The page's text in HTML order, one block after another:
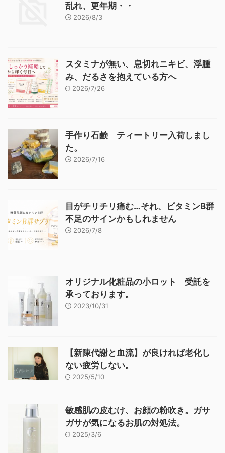
乱れ、更年期・・
2026/8/3
スタミナが無い、息切れニキビ、浮腫
み、だるさを抱えている方へ
2026/7/26
手作り石鹸 ティートリー入荷しまし
た。
2026/7/16
目がチリチリ痛む…それ、ビタミンB群
不足のサインかもしれません
2026/7/8
オリジナル化粧品の小ロット 受託を
承っております。
2023/10/31
【新陳代謝と血流】が良ければ老化し
ない疲労しない。
2025/5/10
敏感肌の皮むけ、お顔の粉吹き。ガサ
ガサが気になるお肌の対処法。
2025/3/6